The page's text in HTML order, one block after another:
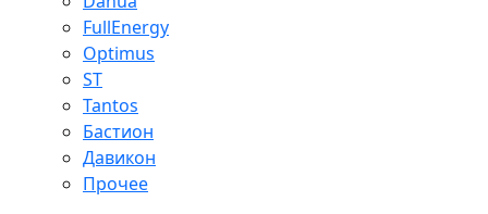
FullEnergy
Optimus
ST
Tantos
Бастион
Давикон
Прочее